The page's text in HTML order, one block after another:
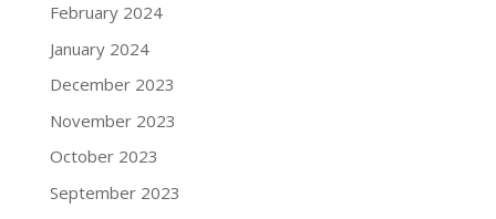
February 2024
January 2024
December 2023
November 2023
October 2023
September 2023